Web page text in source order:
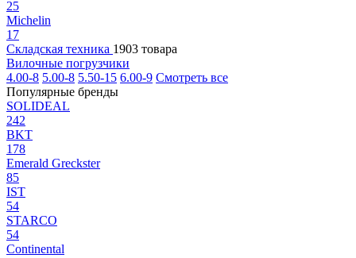
25
Michelin
17
Складская техника 1903 товара
Вилочные погрузчики
4.00-8 5.00-8 5.50-15 6.00-9 Смотреть все
Популярные бренды
SOLIDEAL
242
BKT
178
Emerald Greckster
85
IST
54
STARCO
54
Continental